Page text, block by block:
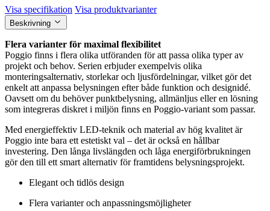
Visa specifikation Visa produktvarianter
Beskrivning
Flera varianter för maximal flexibilitet
Poggio finns i flera olika utföranden för att passa olika typer av
projekt och behov. Serien erbjuder exempelvis olika
monteringsalternativ, storlekar och ljusfördelningar, vilket gör det
enkelt att anpassa belysningen efter både funktion och designidé.
Oavsett om du behöver punktbelysning, allmänljus eller en lösning
som integreras diskret i miljön finns en Poggio-variant som passar.
Med energieffektiv LED-teknik och material av hög kvalitet är
Poggio inte bara ett estetiskt val – det är också en hållbar
investering. Den långa livslängden och låga energiförbrukningen
gör den till ett smart alternativ för framtidens belysningsprojekt.
Elegant och tidlös design
Flera varianter och anpassningsmöjligheter